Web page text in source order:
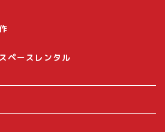
ペースレンタル